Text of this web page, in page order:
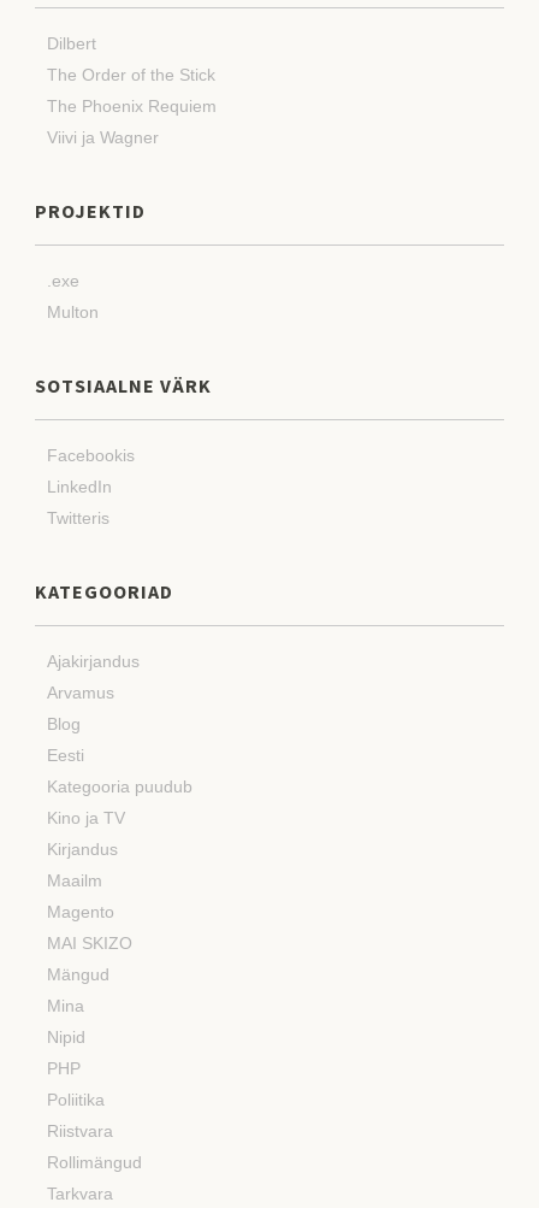
Dilbert
The Order of the Stick
The Phoenix Requiem
Viivi ja Wagner
PROJEKTID
.exe
Multon
SOTSIAALNE VÄRK
Facebookis
LinkedIn
Twitteris
KATEGOORIAD
Ajakirjandus
Arvamus
Blog
Eesti
Kategooria puudub
Kino ja TV
Kirjandus
Maailm
Magento
MAI SKIZO
Mängud
Mina
Nipid
PHP
Poliitika
Riistvara
Rollimängud
Tarkvara